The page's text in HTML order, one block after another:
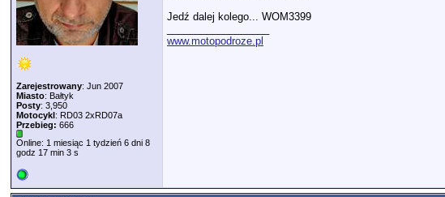
Zarejestrowany: Jun 2007
Miasto: Bałtyk
Posty: 3,950
Motocykl: RD03 2xRD07a
Przebieg: 666
Online: 1 miesiąc 1 tydzień 6 dni 8
godz 17 min 3 s
Jedź dalej kolego... WOM3399
www.motopodroze.pl